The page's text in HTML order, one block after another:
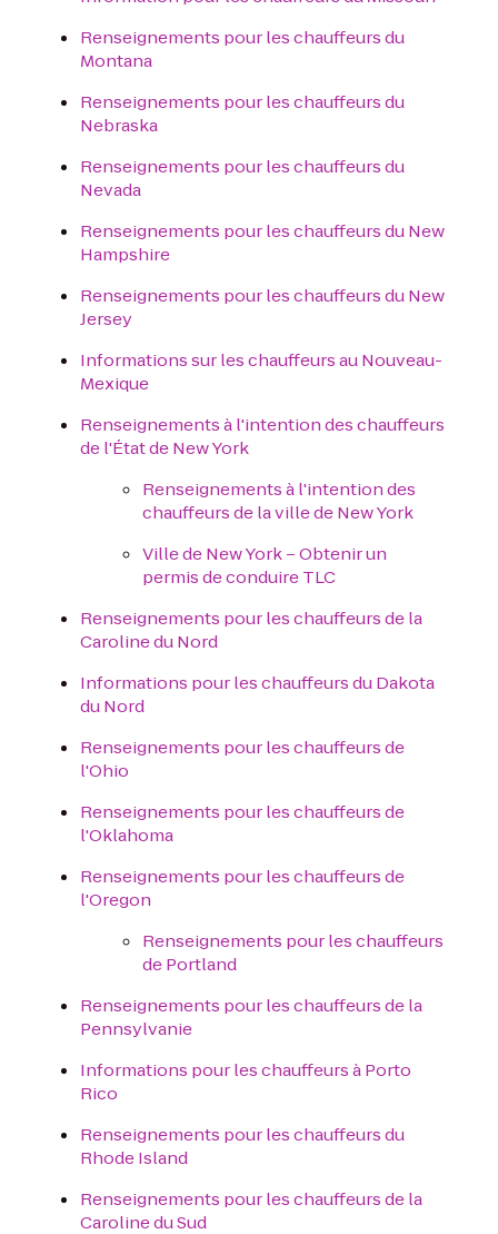
Renseignements pour les chauffeurs du
Montana
Renseignements pour les chauffeurs du
Nebraska
Renseignements pour les chauffeurs du
Nevada
Renseignements pour les chauffeurs du New
Hampshire
Renseignements pour les chauffeurs du New
Jersey
Informations sur les chauffeurs au Nouveau-
Mexique
Renseignements à l'intention des chauffeurs
de l'État de New York
Renseignements à l'intention des
chauffeurs de la ville de New York
Ville de New York – Obtenir un
permis de conduire TLC
Renseignements pour les chauffeurs de la
Caroline du Nord
Informations pour les chauffeurs du Dakota
du Nord
Renseignements pour les chauffeurs de
l'Ohio
Renseignements pour les chauffeurs de
l'Oklahoma
Renseignements pour les chauffeurs de
l'Oregon
Renseignements pour les chauffeurs
de Portland
Renseignements pour les chauffeurs de la
Pennsylvanie
Informations pour les chauffeurs à Porto
Rico
Renseignements pour les chauffeurs du
Rhode Island
Renseignements pour les chauffeurs de la
Caroline du Sud